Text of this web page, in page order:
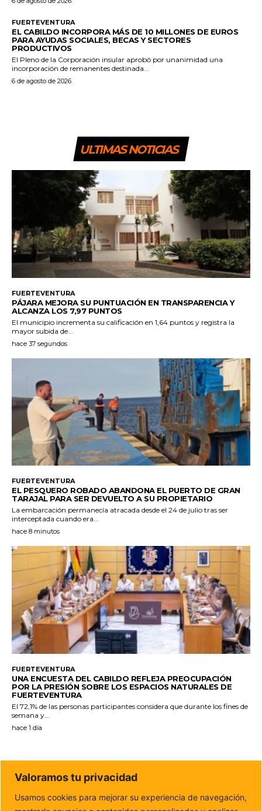
FUERTEVENTURA
EL CABILDO INCORPORA MÁS DE 10 MILLONES DE EUROS
PARA AYUDAS SOCIALES, BECAS Y SECTORES
PRODUCTIVOS
El Pleno de la Corporación insular aprobó por unanimidad una
incorporación de remanentes destinada...
6 de agosto de 2026
ULTIMAS NOTICIAS
FUERTEVENTURA
PÁJARA MEJORA SU PUNTUACIÓN EN TRANSPARENCIA Y
ALCANZA LOS 7,97 PUNTOS
El municipio incrementa su calificación en 1,64 puntos y registra la
mayor subida de...
hace 37 segundos
FUERTEVENTURA
EL PESQUERO ROBADO ABANDONA EL PUERTO DE GRAN
TARAJAL PARA SER DEVUELTO A SU PROPIETARIO
La embarcación permanecía atracada desde el 24 de julio tras ser
interceptada cuando era...
hace 8 minutos
FUERTEVENTURA
UNA ENCUESTA DEL CABILDO REFLEJA PREOCUPACIÓN
POR LA PRESIÓN SOBRE LOS ESPACIOS NATURALES DE
FUERTEVENTURA
El 72,1% de las personas participantes considera que durante los fines de
semana y...
hace 1 día